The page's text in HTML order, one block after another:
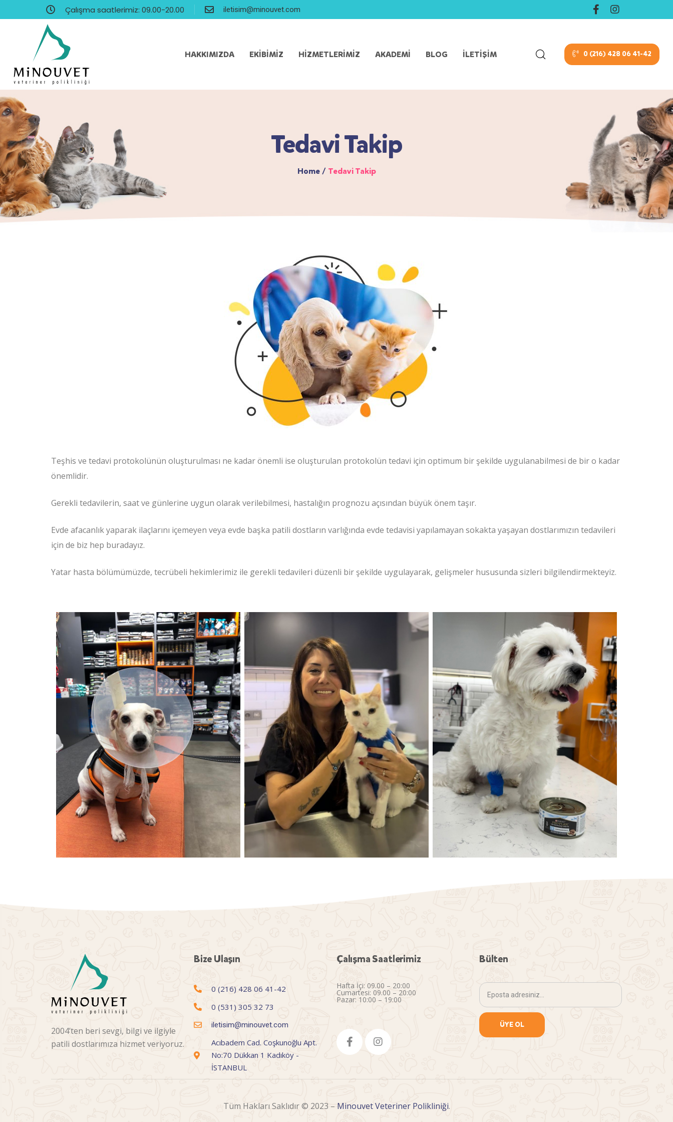
Çalışma saatlerimiz: 09.00-20.00 iletisim@minouvet.com
HAKKIMIZDA EKIBIMIZ HIZMETLERIMIZ AKADEMI BLOG İLETIŞIM 0 (216) 428 06 41-42
Tedavi Takip
Home / Tedavi Takip
Teşhis ve tedavi protokolünün oluşturulması ne kadar önemli ise oluşturulan protokolün tedavi için optimum bir şekilde uygulanabilmesi de bir o kadar
önemlidir.
Gerekli tedavilerin, saat ve günlerine uygun olarak verilebilmesi, hastalığın prognozu açısından büyük önem taşır.
Evde afacanlık yaparak ilaçlarını içemeyen veya evde başka patili dostların varlığında evde tedavisi yapılamayan sokakta yaşayan dostlarımızın tedavileri
için de biz hep buradayız.
Yatar hasta bölümümüzde, tecrübeli hekimlerimiz ile gerekli tedavileri düzenli bir şekilde uygulayarak, gelişmeler hususunda sizleri bilgilendirmekteyiz.
2004’ten beri sevgi, bilgi ve ilgiyle
patili dostlarımıza hizmet veriyoruz.
Bize Ulaşın
0 (216) 428 06 41-42
0 (531) 305 32 73
iletisim@minouvet.com
Acıbadem Cad. Coşkunoğlu Apt.
No:70 Dükkan 1 Kadıköy -
İSTANBUL
Çalışma Saatlerimiz
Hafta İçi: 09.00 – 20:00
Cumartesi: 09.00 – 20:00
Pazar: 10:00 – 19:00
Bülten
Tüm Hakları Saklıdır © 2023 – Minouvet Veteriner Polikliniği.